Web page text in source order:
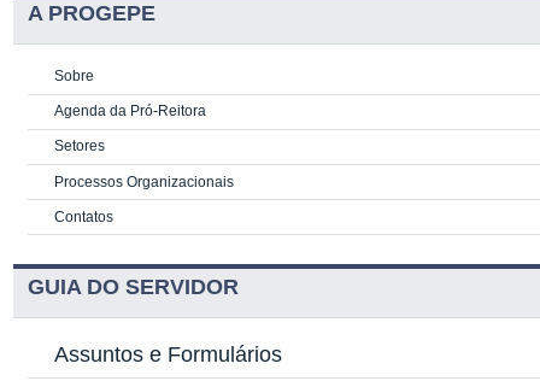
A PROGEPE
Sobre
Agenda da Pró-Reitora
Setores
Processos Organizacionais
Contatos
GUIA DO SERVIDOR
Assuntos e Formulários